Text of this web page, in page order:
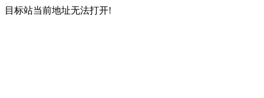
目标站当前地址无法打开!